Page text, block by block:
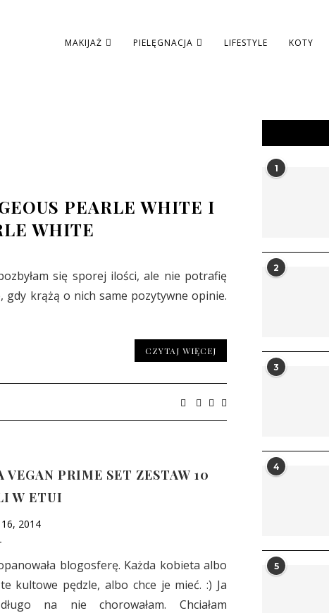
MAKIJAŻ PIELĘGNACJA LIFESTYLE KOTY
PEARLE WHITE I
WHITE
się sporej ilości, ale nie potrafię
gdy krążą o nich same pozytywne opinie.
CZYTAJ WIĘCEJ
VEGAN PRIME SET ZESTAW 10
W ETUI
2014
blogosferę. Każda kobieta albo
kultowe pędzle, albo chce je mieć. :) Ja
na nie chorowałam. Chciałam
1
2
3
4
5